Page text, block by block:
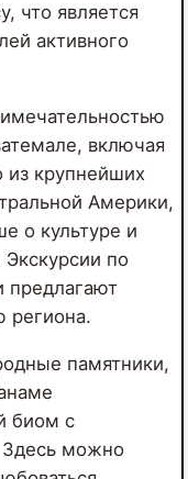
что является
активного
включая
из крупнейших
Америки,
о культуре и
по
предлагают
региона.
памятники,
биом с
Здесь можно